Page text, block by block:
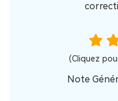
(Cliquez
Note